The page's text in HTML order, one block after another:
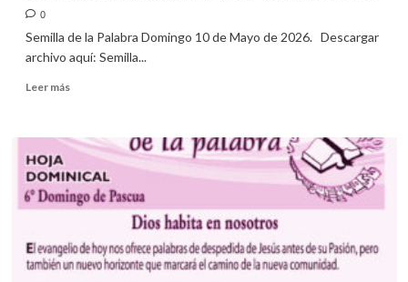
0
Semilla de la Palabra Domingo 10 de Mayo de 2026. Descargar
archivo aquí: Semilla...
Leer másLeer
Semilla
de
la
Palabra,
domingo
de
Mayo
de